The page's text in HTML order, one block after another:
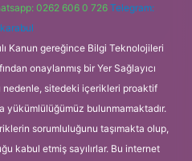
0262 606 0 726 Telegram:
Kanun gereğince Bilgi Teknolojileri
onaylanmış bir Yer Sağlayıcı
sitedeki içerikleri proaktif
yükümlülüğümüz bulunmamaktadır.
sorumluluğunu taşımakta olup,
kabul etmiş sayılırlar. Bu internet